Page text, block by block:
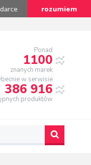
rozumiem
Ponad
1100
znanych marek
w serwisie
386 916
produktów